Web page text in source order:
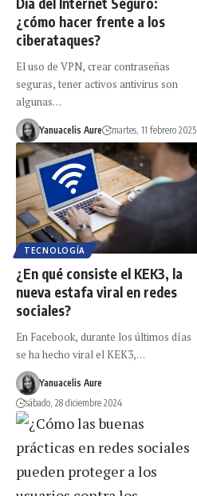
¿cómo hacer frente a los
ciberataques?
El uso de VPN, crear contraseñas
seguras, tener activos antivirus son
algunas…
Yanuacelis Aure martes, 11 febrero 2025
TECNOLOGÍA
¿En qué consiste el KEK3, la
nueva estafa viral en redes
sociales?
En Facebook, durante los últimos días
se ha hecho viral el KEK3,…
Yanuacelis Aure
sábado, 28 diciembre 2024